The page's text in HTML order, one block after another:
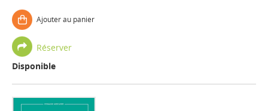
Ajouter au panier
Réserver
Disponible